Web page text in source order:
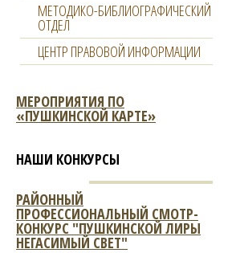
МЕТОДИКО-БИБЛИОГРАФИЧЕСКИЙ
ОТДЕЛ
ЦЕНТР ПРАВОВОЙ ИНФОРМАЦИИ
МЕРОПРИЯТИЯ ПО
«ПУШКИНСКОЙ КАРТЕ»
НАШИ КОНКУРСЫ
РАЙОННЫЙ
ПРОФЕССИОНАЛЬНЫЙ СМОТР-
КОНКУРС "ПУШКИНСКОЙ ЛИРЫ
НЕГАСИМЫЙ СВЕТ"